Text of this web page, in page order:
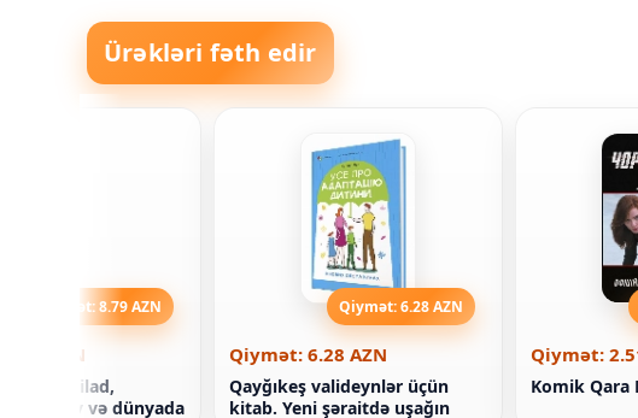
Ürəkləri fəth edir
Qiymət: 8.79 AZN
AZN
gəlir. Milad,
Nikolay və dünyada
Qiymət: 6.28 AZN
Qiymət: 6.28 AZN
Qayğıkeş valideynlər üçün
kitab. Yeni şəraitdə uşağın
Qiymət:
Komik Qara